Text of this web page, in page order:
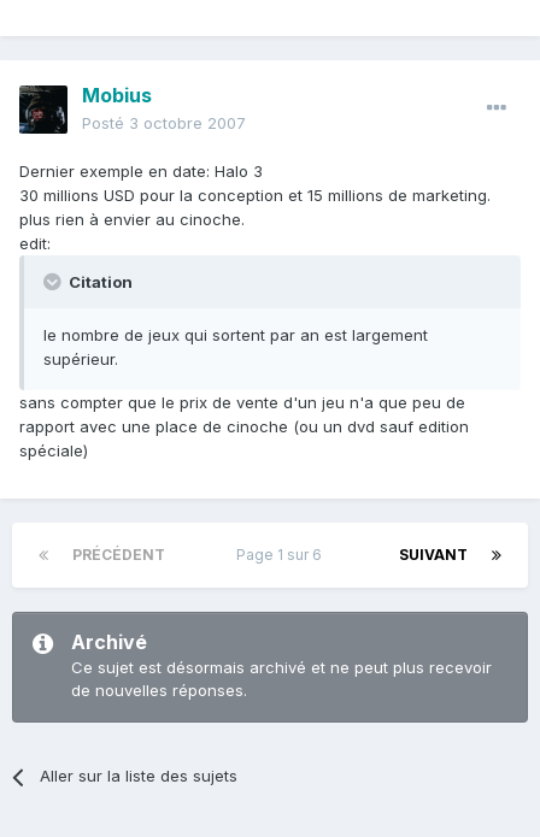
Mobius
Posté 3 octobre 2007
Dernier exemple en date: Halo 3
30 millions USD pour la conception et 15 millions de marketing.
plus rien à envier au cinoche.
edit:
Citation
le nombre de jeux qui sortent par an est largement
supérieur.
sans compter que le prix de vente d'un jeu n'a que peu de
rapport avec une place de cinoche (ou un dvd sauf edition
spéciale)
PRÉCÉDENT SUIVANT
Page 1 sur 6
Archivé
Ce sujet est désormais archivé et ne peut plus recevoir
de nouvelles réponses.
Aller sur la liste des sujets